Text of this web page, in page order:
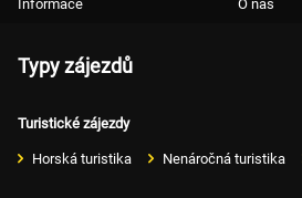
Informace O nás
Typy zájezdů
Turistické zájezdy
Horská turistika Nenáročná turistika